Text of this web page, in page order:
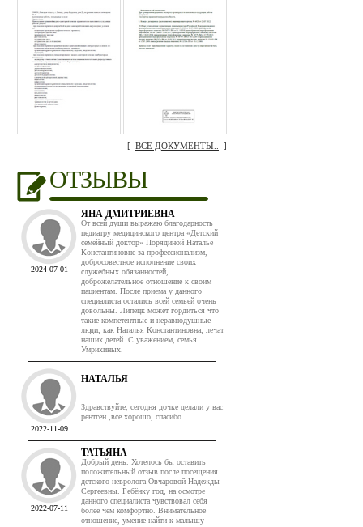
[ ВСЕ ДОКУМЕНТЫ.. ]
ОТЗЫВЫ
2024-07-01
ЯНА ДМИТРИЕВНА
От всей души выражаю благодарность
педиатру медицинского центра «Детский
семейный доктор» Порядиной Наталье
Константиновне за профессионализм,
добросовестное исполнение своих
служебных обязанностей,
доброжелательное отношение к своим
пациентам. После приема у данного
специалиста остались всей семьей очень
довольны. Липецк может гордиться что
такие компетентные и неравнодушные
люди, как Наталья Константиновна, лечат
наших детей. С уважением, семья
Умрихиных.
2022-11-09
НАТАЛЬЯ
Здравствуйте, сегодня дочке делали у вас
рентген ,всё хорошо, спасибо
2022-07-11
ТАТЬЯНА
Добрый день. Хотелось бы оставить
положительный отзыв после посещения
детского невролога Овчаровой Надежды
Сергеевны. Ребёнку год, на осмотре
данного специалиста чувствовал себя
более чем комфортно. Внимательное
отношение, умение найти к малышу